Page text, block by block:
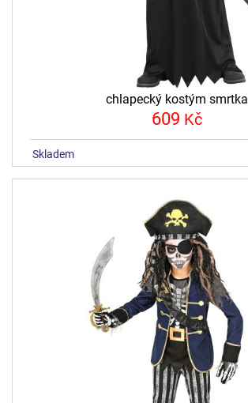
chlapecký kostým smrtka
609 Kč
skladem